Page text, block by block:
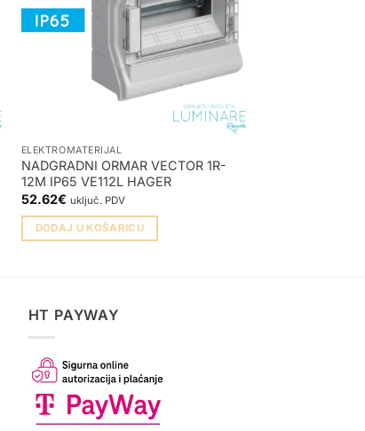
ELEKTROMATERIJAL
NADGRADNI ORMAR VECTOR 1R-
12M IP65 VE112L HAGER
52.62€ uključ. PDV
DODAJ U KOŠARICU
HT PAYWAY